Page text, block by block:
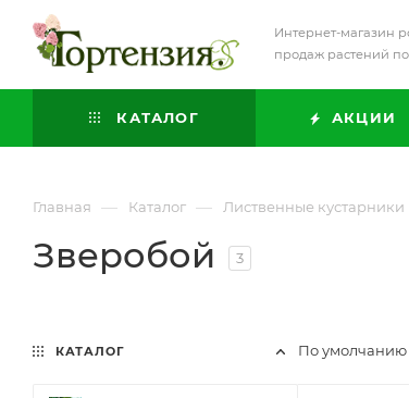
Интернет-магазин
продаж растений
КАТАЛОГ АКЦИИ
Главная — Каталог — Лиственные кустарники
Зверобой 3
По умолчанию
КАТАЛОГ